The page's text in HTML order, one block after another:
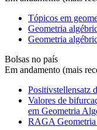
Tópicos em
Geometria
Geometria
Bolsas no país
Em andamento (mais
Positivstellensatz
Valores de
em Geometria
RAGA Geometria